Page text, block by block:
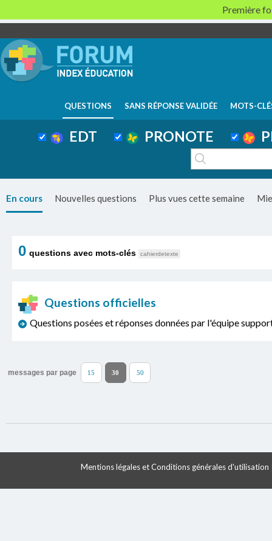
QUESTIONS SANS RÉPONSE VALIDÉE MOTS-
EDT PRONOTE
En cours Nouvelles questions Plus vues cette semaine
0 questions avec mots-clés cahierdetexte
Questions officielles
Questions posées et réponses données par l'équipe
messages par page 15 30 50
Mentions légales et Conditions générales d'utilisation
Première